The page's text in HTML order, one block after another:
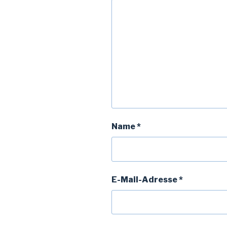
Name*
E-Mail-Adresse*